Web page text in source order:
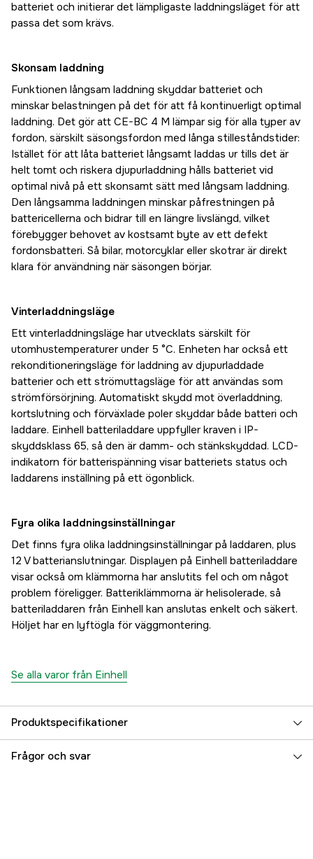
batteriet och initierar det lämpligaste laddningsläget för att
passa det som krävs.
Skonsam laddning
Funktionen långsam laddning skyddar batteriet och
minskar belastningen på det för att få kontinuerligt optimal
laddning. Det gör att CE-BC 4 M lämpar sig för alla typer av
fordon, särskilt säsongsfordon med långa stilleståndstider:
Istället för att låta batteriet långsamt laddas ur tills det är
helt tomt och riskera djupurladdning hålls batteriet vid
optimal nivå på ett skonsamt sätt med långsam laddning.
Den långsamma laddningen minskar påfrestningen på
battericellerna och bidrar till en längre livslängd, vilket
förebygger behovet av kostsamt byte av ett defekt
fordonsbatteri. Så bilar, motorcyklar eller skotrar är direkt
klara för användning när säsongen börjar.
Vinterladdningsläge
Ett vinterladdningsläge har utvecklats särskilt för
utomhustemperaturer under 5 °C. Enheten har också ett
rekonditioneringsläge för laddning av djupurladdade
batterier och ett strömuttagsläge för att användas som
strömförsörjning. Automatiskt skydd mot överladdning,
kortslutning och förväxlade poler skyddar både batteri och
laddare. Einhell batteriladdare uppfyller kraven i IP-
skyddsklass 65, så den är damm- och stänkskyddad. LCD-
indikatorn för batterispänning visar batteriets status och
laddarens inställning på ett ögonblick.
Fyra olika laddningsinställningar
Det finns fyra olika laddningsinställningar på laddaren, plus
12 V batterianslutningar. Displayen på Einhell batteriladdare
visar också om klämmorna har anslutits fel och om något
problem föreligger. Batteriklämmorna är helisolerade, så
batteriladdaren från Einhell kan anslutas enkelt och säkert.
Höljet har en lyftögla för väggmontering.
Se alla varor från Einhell
Produktspecifikationer
Laddspänning 12 V
Frågor och svar